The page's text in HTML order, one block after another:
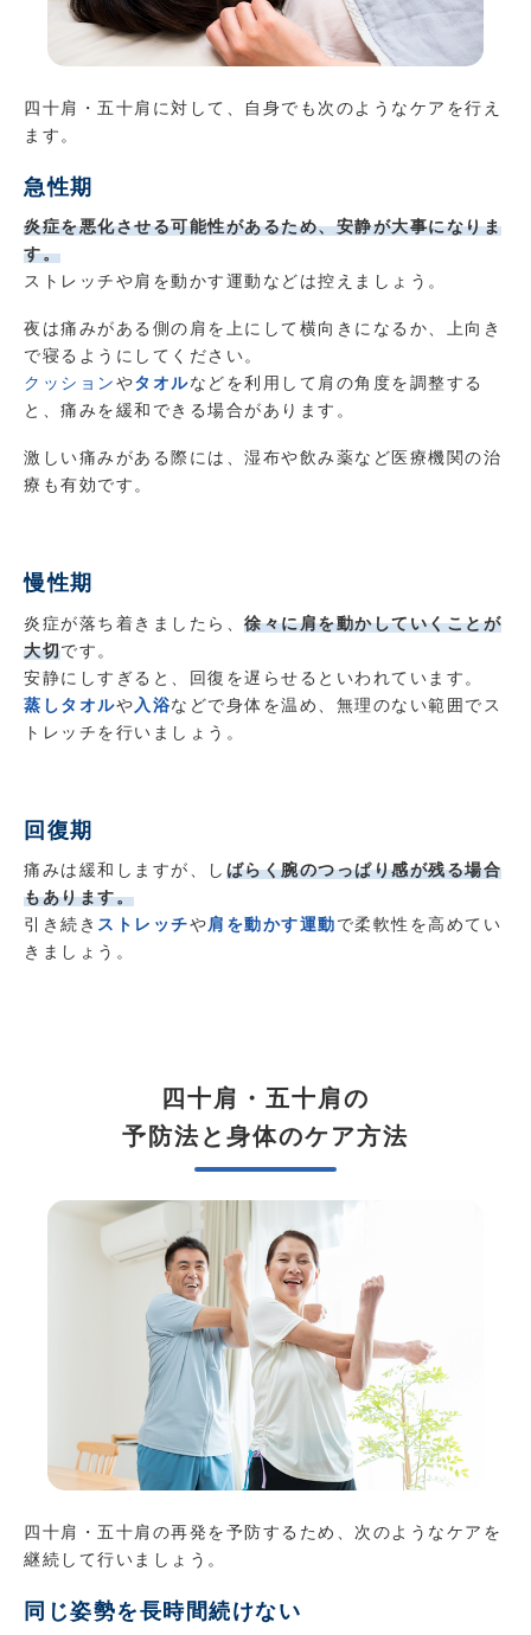
四十肩・五十肩に対して、自身でも次のようなケアを行え
ます。
急性期
炎症を悪化させる可能性があるため、安静が大事になりま
す。
ストレッチや肩を動かす運動などは控えましょう。
夜は痛みがある側の肩を上にして横向きになるか、上向き
で寝るようにしてください。
クッションやタオルなどを利用して肩の角度を調整する
と、痛みを緩和できる場合があります。
激しい痛みがある際には、湿布や飲み薬など医療機関の治
療も有効です。
慢性期
炎症が落ち着きましたら、 徐々に肩を動かしていくことが
大切です。
安静にしすぎると、回復を遅らせるといわれています。
蒸しタオルや 入浴などで身体を温め、無理のない範囲でス
トレッチを行いましょう。
回復期
痛みは緩和しますが、し ばらく腕のつっぱり感が残る場合
もあります。
引き続き ストレッチや肩を動かす運動で柔軟性を高めてい
きましょう。
四十肩・五十肩の
予防法と身体のケア方法
四十肩・五十肩の再発を予防するため、次のようなケアを
継続して行いましょう。
同じ姿勢を長時間続けない